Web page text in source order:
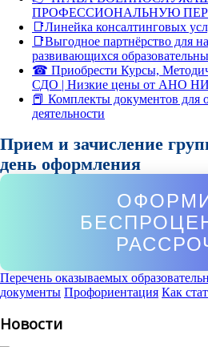
ПРОФЕССИОНАЛЬНУЮ
📑Линейка консалтинговых
📑Выгодное партнёрство для
развивающихся
☎ Приобрести Курсы,
СДО | Низкие цены от АНО
📕 Комплекты документов для
деятельности
Прием и зачисление
день оформления
Перечень оказываемых
документы Профориентация Как
Новости